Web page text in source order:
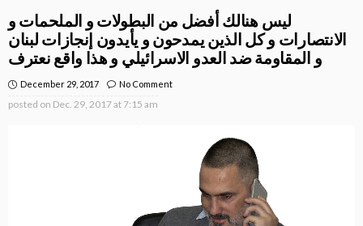
ليس هنالك أفضل من البطولات و الملحمات و
الانتصارات و كل الذين يمدحون و يأيدون إنجازات لبنان
و المقاومة ضد العدو الاسرائيلي و هذا واقع نعترف
December 29, 2017 No Comment
posted on Dec. 29, 2017 at 7:15 am